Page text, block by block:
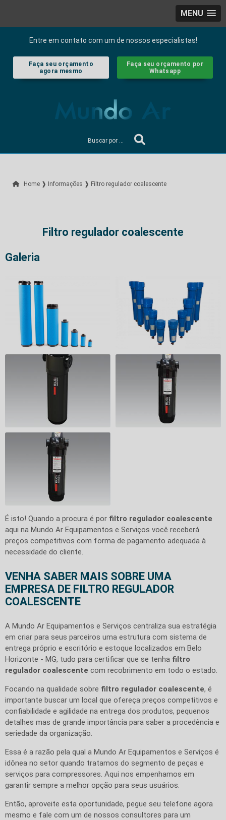
MENU
Entre em contato com um de nossos especialistas!
Faça seu orçamento
agora mesmo
Faça seu orçamento por
Whatsapp
Home ❱ Informações ❱ Filtro regulador coalescente
Filtro regulador coalescente
Galeria
É isto! Quando a procura é por filtro regulador coalescente
aqui na Mundo Ar Equipamentos e Serviços você receberá
preços competitivos com forma de pagamento adequada à
necessidade do cliente.
VENHA SABER MAIS SOBRE UMA
EMPRESA DE FILTRO REGULADOR
COALESCENTE
A Mundo Ar Equipamentos e Serviços centraliza sua estratégia
em criar para seus parceiros uma estrutura com sistema de
entrega próprio e escritório e estoque localizados em Belo
Horizonte - MG, tudo para certificar que se tenha filtro
regulador coalescente com recobrimento em todo o estado.
Focando na qualidade sobre filtro regulador coalescente, é
importante buscar um local que ofereça preços competitivos e
confiabilidade e agilidade na entrega dos produtos, pequenos
detalhes mas de grande importância para saber a procedência e
seriedade da organização.
Essa é a razão pela qual a Mundo Ar Equipamentos e Serviços é
idônea no setor quando tratamos do segmento de peças e
serviços para compressores. Aqui nos empenhamos em
garantir sempre a melhor opção para seus usuários.
Então, aproveite esta oportunidade, pegue seu telefone agora
mesmo e fale com um de nossos consultores para um